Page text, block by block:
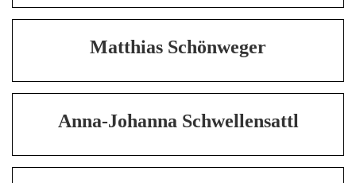
Matthias Schönweger
Anna-Johanna Schwellensattl